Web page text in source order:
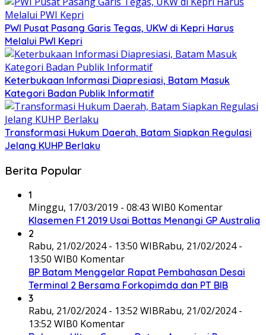
PWI Pusat Pasang Garis Tegas, UKW di Kepri Harus
Melalui PWI Kepri
Keterbukaan Informasi Diapresiasi, Batam Masuk
Kategori Badan Publik Informatif
Transformasi Hukum Daerah, Batam Siapkan Regulasi
Jelang KUHP Berlaku
Berita Popular
1
Minggu, 17/03/2019 - 08:43 WIB0 Komentar
Klasemen F1 2019 Usai Bottas Menangi GP Australia
2
Rabu, 21/02/2024 - 13:50 WIBRabu, 21/02/2024 -
13:50 WIB0 Komentar
BP Batam Menggelar Rapat Pembahasan Desai
Terminal 2 Bersama Forkopimda dan PT BIB
3
Rabu, 21/02/2024 - 13:52 WIBRabu, 21/02/2024 -
13:52 WIB0 Komentar